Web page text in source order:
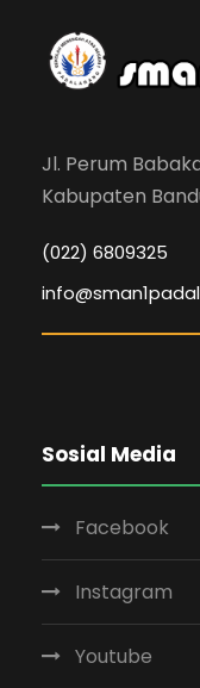
Jl. Perum
Kabupaten
(022) 6809325
Sosial Media
Facebook
Instagram
Youtube